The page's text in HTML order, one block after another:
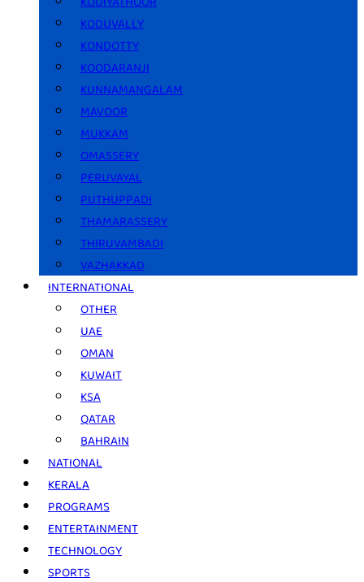
KODUVALLY
KONDOTTY
KOODARANJI
KUNNAMANGALAM
MAVOOR
MUKKAM
OMASSERY
PERUVAYAL
PUTHUPPADI
THAMARASSERY
THIRUVAMBADI
VAZHAKKAD
INTERNATIONAL
OTHER
UAE
OMAN
KUWAIT
KSA
QATAR
BAHRAIN
NATIONAL
KERALA
PROGRAMS
ENTERTAINMENT
TECHNOLOGY
SPORTS